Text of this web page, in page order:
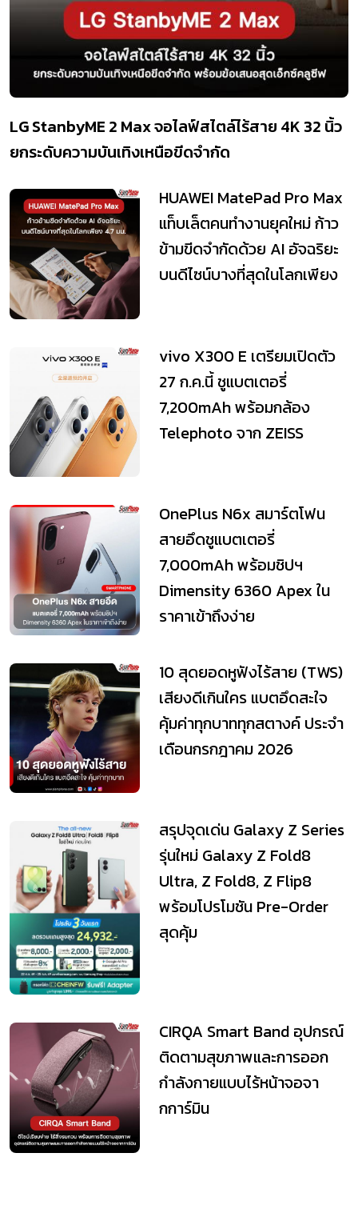
LG StanbyME 2 Max จอไลฟ์สไตล์ไร้สาย 4K 32 นิ้ว
ยกระดับความบันเทิงเหนือขีดจำกัด
HUAWEI MatePad Pro Max
แท็บเล็ตคนทำงานยุคใหม่ ก้าว
ข้ามขีดจำกัดด้วย AI อัจฉริยะ
บนดีไซน์บางที่สุดในโลกเพียง
vivo X300 E เตรียมเปิดตัว
27 ก.ค.นี้ ชูแบตเตอรี่
7,200mAh พร้อมกล้อง
Telephoto จาก ZEISS
OnePlus N6x สมาร์ตโฟน
สายอึดชูแบตเตอรี่
7,000mAh พร้อมชิปฯ
Dimensity 6360 Apex ใน
ราคาเข้าถึงง่าย
10 สุดยอดหูฟังไร้สาย (TWS)
เสียงดีเกินใคร แบตอึดสะใจ
คุ้มค่าทุกบาททุกสตางค์ ประจำ
เดือนกรกฎาคม 2026
สรุปจุดเด่น Galaxy Z Series
รุ่นใหม่ Galaxy Z Fold8
Ultra, Z Fold8, Z Flip8
พร้อมโปรโมชัน Pre-Order
สุดคุ้ม
CIRQA Smart Band อุปกรณ์
ติดตามสุขภาพและการออก
กำลังกายแบบไร้หน้าจอจา
กการ์มิน